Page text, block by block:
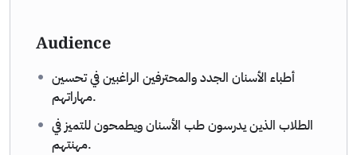
Audience
أطباء الأسنان الجدد والمحترفين الراغبين في تحسين
مهاراتهم.
الطلاب الذين يدرسون طب الأسنان ويطمحون للتميز في
مهنتهم.